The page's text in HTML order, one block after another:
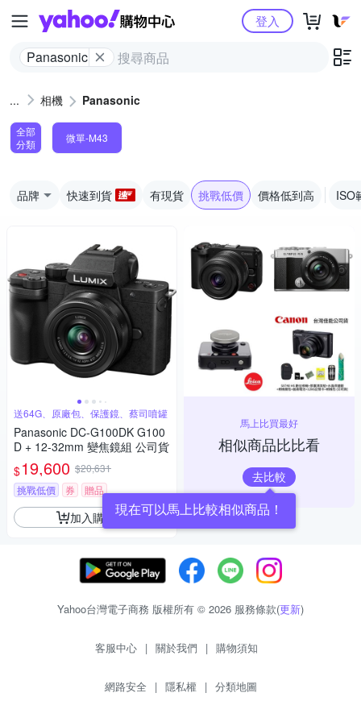
Yahoo購物中心
Panasonic
登入
相機 Panasonic
全部
分類
微單-M43
品牌 快速到貨 有現貨 挑戰低價 價格低到高 ISO
送64G、原廠包、保護鏡、蔡司噴罐
Panasonic DC-G100DK G100
D + 12-32mm 變焦鏡組 公司貨
$19,600 $20,631
挑戰低價
券 贈品
加入購物車
馬上比買最好
相似商品比比看
去比較
現在可以馬上比較相似商品！
Yahoo台灣電子商務 版權所有 © 2026 服務條款(更新)
客服中心 | 關於我們 | 購物須知
網路安全 | 隱私權 | 分類地圖